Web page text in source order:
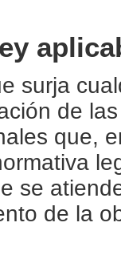
surja
de
que,
se
de la